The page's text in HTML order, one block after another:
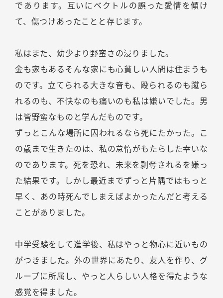
であります。互いにベクトルの誤った愛情を傾け
て、傷つけあったことと存じます。
私はまた、幼少より野蛮さの浸りました。
金も家もあるそんな家にも心貧しい人間は住まうも
のです。立てられる大きな音も、殴られるのも蹴ら
れるのも、不快なのも痛いのも私は嫌いでした。男
は皆野蛮なものと学んだものです。
ずっとこんな場所に囚われるなら死にたかった。こ
の歳まで生きたのは、私の怠惰がもたらした幸いな
のであります。死を恐れ、未来を剥奪されるを嫌っ
た結果です。しかし最近までずっと片隅ではもっと
早く、あの時死んでしまえばよかったんだと考える
ことがありました。
中学受験をして進学後、私はやっと物心に近いもの
がつきました。外の世界にあたり、友人を作り、グ
ループに所属し、やっと人らしい人格を得たような
感覚を得ました。